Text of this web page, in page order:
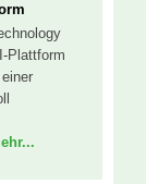
Plattform